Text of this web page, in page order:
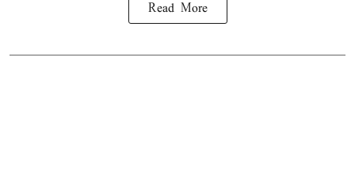
Read More